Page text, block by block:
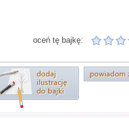
oceń tę bajkę: